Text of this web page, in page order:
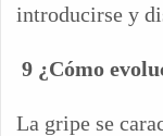
introducirse y
9 ¿Cómo
La gripe se